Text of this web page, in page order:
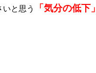
と思う 「気分の低下」